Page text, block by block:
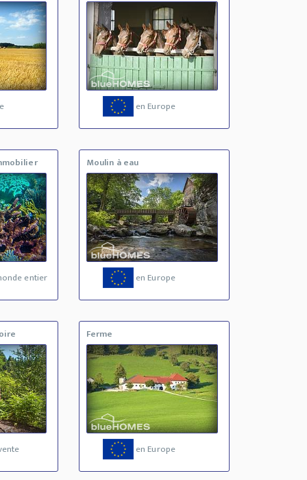
en Europe
entier
Moulin à eau
en Europe
Ferme
en Europe